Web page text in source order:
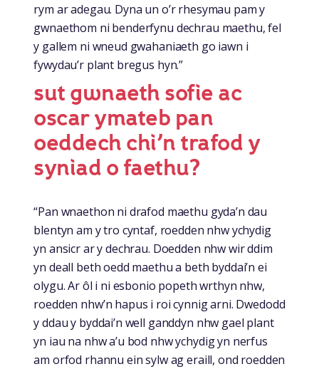
rym ar adegau. Dyna un o’r rhesymau pam y
gwnaethom ni benderfynu dechrau maethu, fel
y gallem ni wneud gwahaniaeth go iawn i
fywydau’r plant bregus hyn.”
sut gwnaeth sofie ac
oscar ymateb pan
oeddech chi’n trafod y
syniad o faethu?
“Pan wnaethon ni drafod maethu gyda’n dau
blentyn am y tro cyntaf, roedden nhw ychydig
yn ansicr ar y dechrau. Doedden nhw wir ddim
yn deall beth oedd maethu a beth byddai’n ei
olygu. Ar ôl i ni esbonio popeth wrthyn nhw,
roedden nhw’n hapus i roi cynnig arni. Dwedodd
y ddau y byddai’n well ganddyn nhw gael plant
yn iau na nhw a’u bod nhw ychydig yn nerfus
am orfod rhannu ein sylw ag eraill, ond roedden